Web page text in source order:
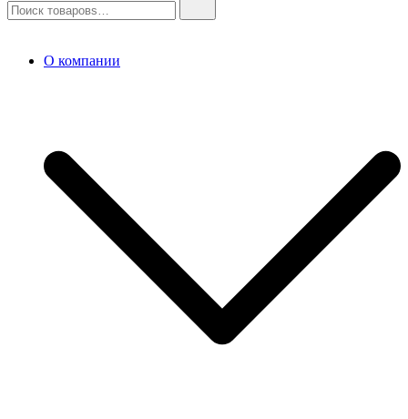
О компании